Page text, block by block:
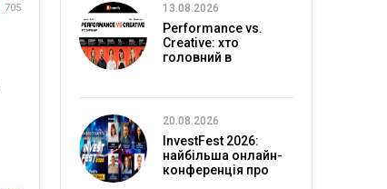
705 13.08.2026
Performance vs.
Creative: хто
головний в
20.08.2026
InvestFest 2026:
найбільша онлайн-
конференція про